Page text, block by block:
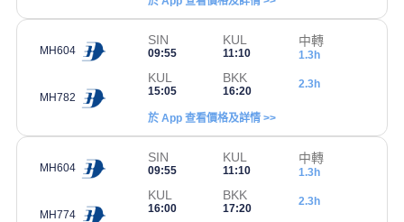
MH604
SIN
09:55
KUL
11:10
中轉
1.3h
MH782
KUL
15:05
BKK
16:20
2.3h
於 App 查看價格及詳情 >>
MH604
SIN
09:55
KUL
11:10
中轉
1.3h
MH774
KUL
16:00
BKK
17:20
2.3h